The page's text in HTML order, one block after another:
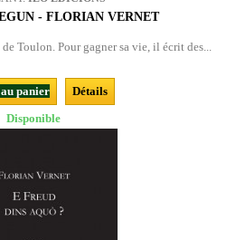
- FLORIAN VERNET
Toulon. Pour gagner sa vie, il écrit des...
panier
Détails
Disponible